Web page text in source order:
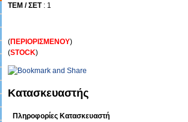
ΤΕΜ / ΣΕΤ: 1
(ΠΕΡΙΟΡΙΣΜΕΝΟΥ)
(STOCK)
Κατασκευαστής
Πληροφορίες Κατασκευαστή